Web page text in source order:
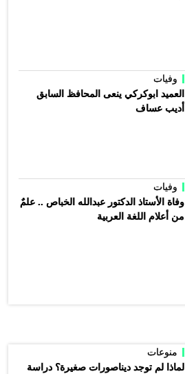
وفيات
العميد ابوكركي ينعى المحافظ السابق
أديب عساف
وفيات
وفاة الأستاذ الدكتور عبدالله الخباص .. علمٌ
من أعلام اللغة العربية
منوعات
لماذا لم توجد ديناصورات صغيرة؟ دراسة